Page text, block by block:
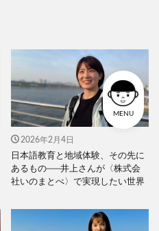
2026年2月4日
日本語教育と地域体験、その先に
あるもの──井上さんが〈株式会
社いのまとぺ〉で実現したい世界
MENU